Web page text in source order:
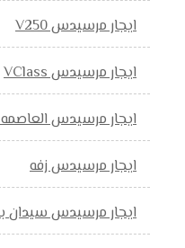
ايجار مرسيدس V250
ايجار مرسيدس VClass
ايجار مرسيدس
ايجار مرسيدس زفه
ايجار مرسيدس سيدان